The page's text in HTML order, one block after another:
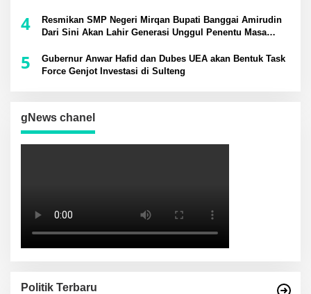
4
Resmikan SMP Negeri Mirqan Bupati Banggai Amirudin
Dari Sini Akan Lahir Generasi Unggul Penentu Masa
5
Gubernur Anwar Hafid dan Dubes UEA akan Bentuk Task
Force Genjot Investasi di Sulteng
gNews chanel
Politik Terbaru